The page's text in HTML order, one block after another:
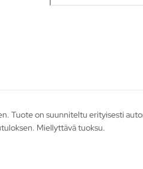
on suunniteltu erityisesti
Miellyttävä tuoksu.